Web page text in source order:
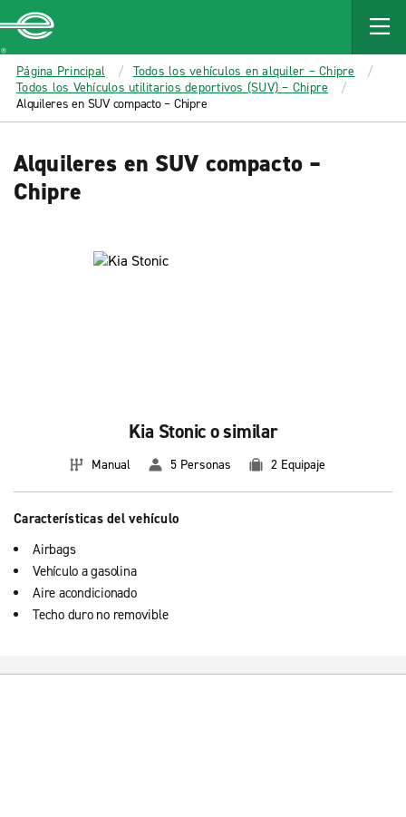
MAIN
CONTENT
Enterprise
Página Principal
Todos los vehículos en alquiler – Chipre
Todos los Vehículos utilitarios deportivos (SUV) – Chipre
Alquileres en SUV compacto – Chipre
Alquileres en SUV compacto –
Chipre
Kia Stonic o similar
Manual 5 Personas 2 Equipaje
Características del vehículo
Airbags
Vehículo a gasolina
Aire acondicionado
Techo duro no removible